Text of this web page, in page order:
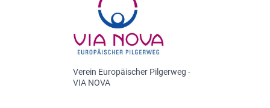
Verein Europäischer Pilgerweg -
VIA NOVA